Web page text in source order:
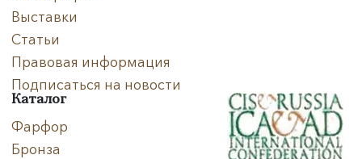
Выставки
Статьи
Правовая информация
Подписаться на новости
Каталог
Фарфор
Бронза